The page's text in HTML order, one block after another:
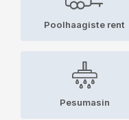
Poolhaagiste rent
Pesumasin